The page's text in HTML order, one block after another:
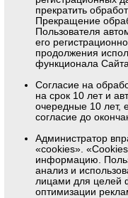
прекратить
Прекращение
Пользователя
его
продолжения
функционала
Согласие на
на срок 10 лет и
очередные 10 лет,
согласие до
Администратор
«cookies».
информацию.
анализ и
лицами для целей
оптимизации